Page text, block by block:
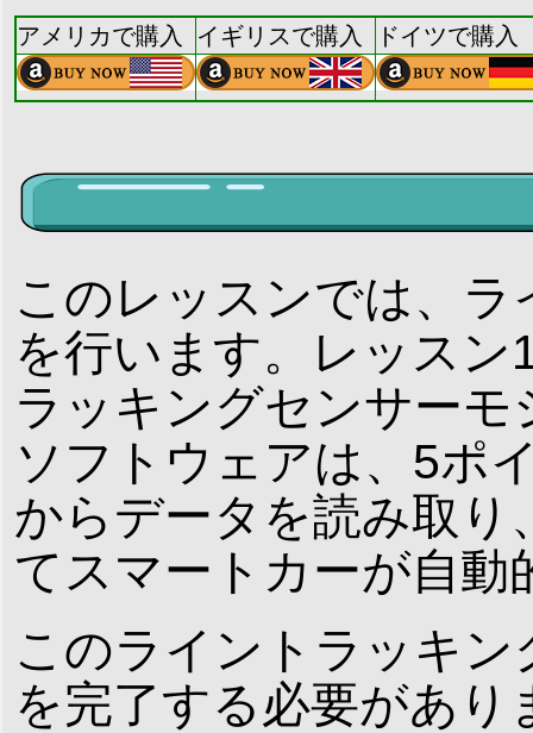
アメリカで購入 イギリスで購入 ドイツで購入
このレッスンでは、
を行います。レッス
ラッキングセンサー
ソフトウェアは、5ポ
からデータを読み取
てスマートカーが自
このライントラッキ
を完了する必要があり